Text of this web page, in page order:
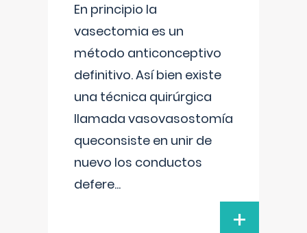
En principio la
vasectomia es un
método anticonceptivo
definitivo. Así bien existe
una técnica quirúrgica
llamada vasovasostomía
queconsiste en unir de
nuevo los conductos
defere...
+